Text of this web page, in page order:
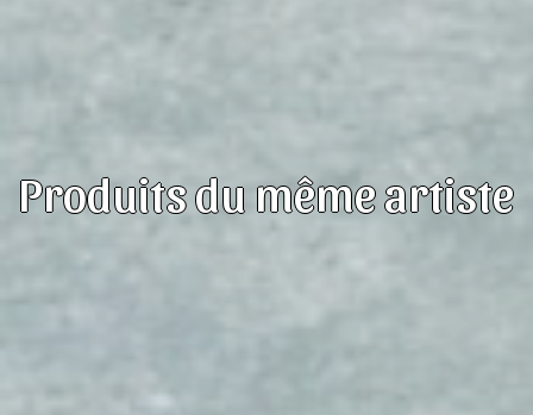
Produits du même artiste